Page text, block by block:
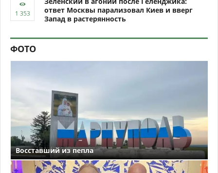
ответ Москвы парализовал Киев и вверг
Запад в растерянность
ФОТО
Восставший из пепла